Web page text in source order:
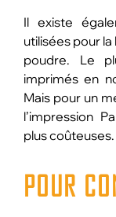
Il existe
utilisées pour
poudre. Le
imprimés en
Mais pour un
l’impression
plus coûteuses.
POUR